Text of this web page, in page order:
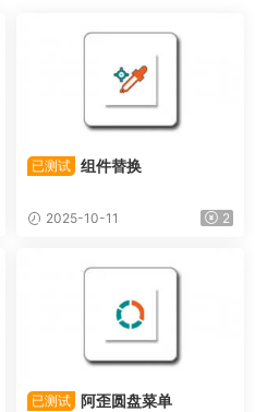
已测试 组件替换
2025-10-11 2
已测试 阿歪圆盘菜单